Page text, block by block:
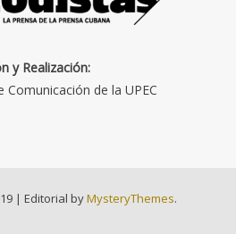
y Realización:
de la UPEC
| Editorial byMysteryThemes.